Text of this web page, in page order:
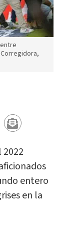
2022
entero
en la